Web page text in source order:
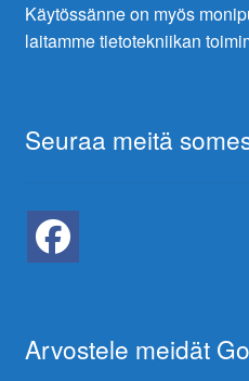
Käytössänne on myös
laitamme tietotekniikan
Seuraa meitä
Arvostele meidät